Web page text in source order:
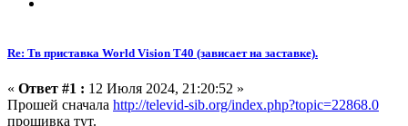
Re: Тв приставка World Vision T40 (зависает на заставке).
« Ответ #1 : 12 Июля 2024, 21:20:52 »
Прошей сначала http://televid-sib.org/index.php?topic=22868.0
прошивка тут.